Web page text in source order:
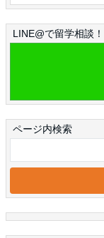
LINE@で留学相談！
ページ内検索